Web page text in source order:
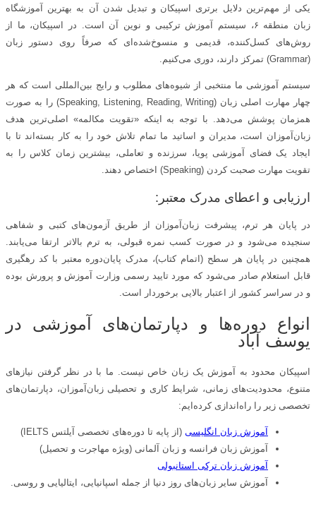
یکی از مهم‌ترین دلایل برتری اسپیکان و تبدیل شدن آن به بهترین آموزشگاه
زبان منطقه ۶، سیستم آموزش ترکیبی و نوین آن است. در اسپیکان، ما از
روش‌های کسل‌کننده، قدیمی و منسوخ‌شده‌ای که صرفاً روی دستور زبان
(Grammar) تمرکز دارند، دوری می‌کنیم.
سیستم آموزشی ما منتخبی از شیوه‌های مطلوب و رایج بین‌المللی است که هر
چهار مهارت اصلی زبان (Speaking, Listening, Reading, Writing) را به صورت
همزمان پوشش می‌دهد. با توجه به اینکه «تقویت مکالمه» اصلی‌ترین هدف
زبان‌آموزان است، مدیران و اساتید ما تمام تلاش خود را به کار بسته‌اند تا با
ایجاد یک فضای آموزشی پویا، سرزنده و تعاملی، بیشترین زمان کلاس را به
تقویت مهارت صحبت کردن (Speaking) اختصاص دهند.
ارزیابی و اعطای مدرک معتبر:
در پایان هر ترم، پیشرفت زبان‌آموزان از طریق آزمون‌های کتبی و شفاهی
سنجیده می‌شود و در صورت کسب نمره قبولی، به ترم بالاتر ارتقا می‌یابند.
همچنین در پایان هر سطح (اتمام کتاب)، مدرک پایان‌دوره معتبر با کد رهگیری
قابل استعلام صادر می‌شود که مورد تایید رسمی وزارت آموزش و پرورش بوده
و در سراسر کشور از اعتبار بالایی برخوردار است.
انواع دوره‌ها و دپارتمان‌های آموزشی در
یوسف آباد
اسپیکان محدود به آموزش یک زبان خاص نیست. ما با در نظر گرفتن نیازهای
متنوع، محدودیت‌های زمانی، شرایط کاری و تحصیلی زبان‌آموزان، دپارتمان‌های
تخصصی زیر را راه‌اندازی کرده‌ایم:
آموزش زبان انگلیسی (از پایه تا دوره‌های تخصصی آیلتس IELTS)
آموزش زبان فرانسه و زبان آلمانی (ویژه مهاجرت و تحصیل)
آموزش زبان ترکی استانبولی
آموزش سایر زبان‌های روز دنیا از جمله اسپانیایی، ایتالیایی و روسی.